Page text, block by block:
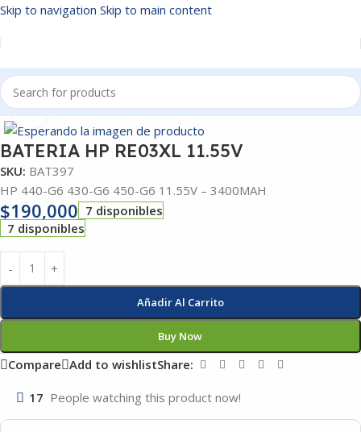
Skip to navigation Skip to main content
Inicio/BATERIAS
Click to enlarge
BATERIA HP RE03XL 11.55V
SKU: BAT397
HP 440-G6 430-G6 450-G6 11.55V – 3400MAH
$190,000 7 disponibles
7 disponibles
Añadir Al Carrito
Buy Now
Compare Add to wishlistShare:
17 People watching this product now!